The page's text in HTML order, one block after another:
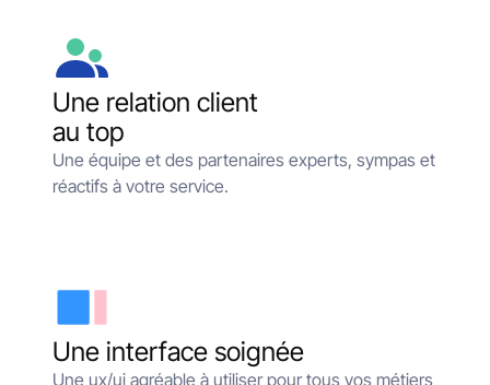
Une relation client
au top
Une équipe et des partenaires experts, sympas et
réactifs à votre service.
Une interface soignée
Une ux/ui agréable à utiliser pour tous vos métiers